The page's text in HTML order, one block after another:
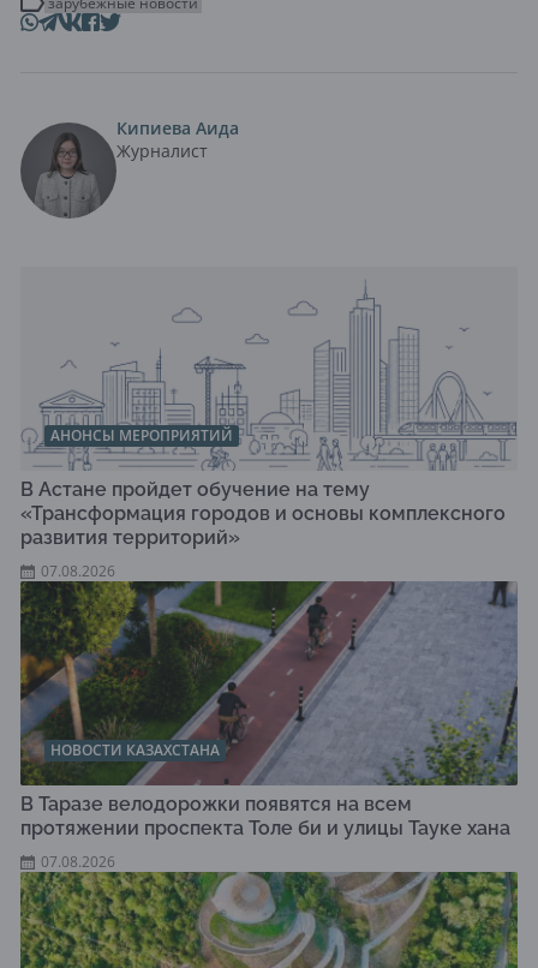
Кипиева Аида
Журналист
АНОНСЫ МЕРОПРИЯТИЙ
В Астане пройдет обучение на тему
«Трансформация городов и основы комплексного
развития территорий»
07.08.2026
НОВОСТИ КАЗАХСТАНА
В Таразе велодорожки появятся на всем
протяжении проспекта Толе би и улицы Тауке хана
07.08.2026